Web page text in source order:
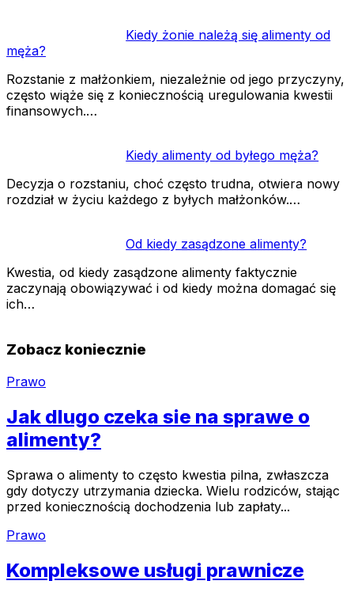
Kiedy żonie należą się alimenty od
męża?
Rozstanie z małżonkiem, niezależnie od jego przyczyny,
często wiąże się z koniecznością uregulowania kwestii
finansowych.…
Kiedy alimenty od byłego męża?
Decyzja o rozstaniu, choć często trudna, otwiera nowy
rozdział w życiu każdego z byłych małżonków.…
Od kiedy zasądzone alimenty?
Kwestia, od kiedy zasądzone alimenty faktycznie
zaczynają obowiązywać i od kiedy można domagać się
ich…
Zobacz koniecznie
Prawo
Jak dlugo czeka sie na sprawe o
alimenty?
Sprawa o alimenty to często kwestia pilna, zwłaszcza
gdy dotyczy utrzymania dziecka. Wielu rodziców, stając
przed koniecznością dochodzenia lub zapłaty...
Prawo
Kompleksowe usługi prawnicze